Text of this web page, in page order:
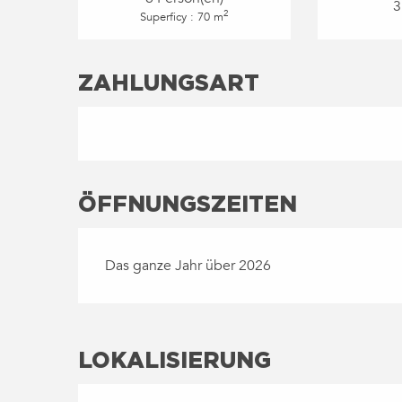
Superficy : 70 m2
ZAHLUNGSART
ÖFFNUNGSZEITEN
Das ganze Jahr über 2026
LOKALISIERUNG